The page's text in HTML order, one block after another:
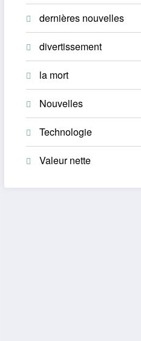
dernières nouvelles
divertissement
la mort
Nouvelles
Technologie
Valeur nette